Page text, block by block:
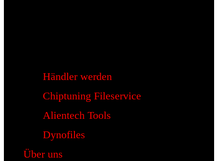
Händler werden
Chiptuning Fileservice
Alientech Tools
Dynofiles
Über uns